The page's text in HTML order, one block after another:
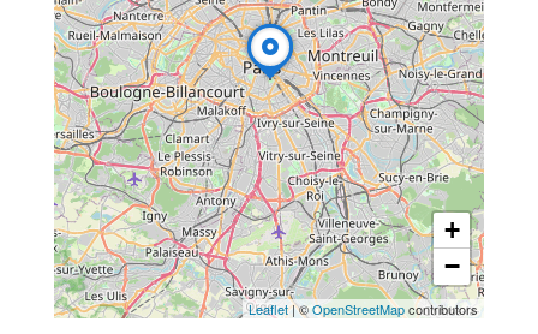
+
−
Leaflet| ©OpenStreetMapcontributors